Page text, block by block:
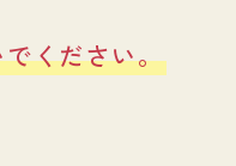
ください。